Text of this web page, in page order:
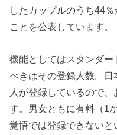
したカップルのうち44
ことを公表しています。
機能としてはスタンダ
べきはその登録人数。
人が登録しているので
す。男女ともに有料（1
覚悟では登録できないと